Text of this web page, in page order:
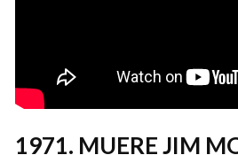
1971. MUERE JIM